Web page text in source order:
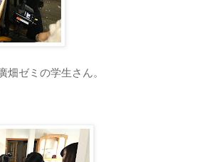
畑ゼミの学生さん。